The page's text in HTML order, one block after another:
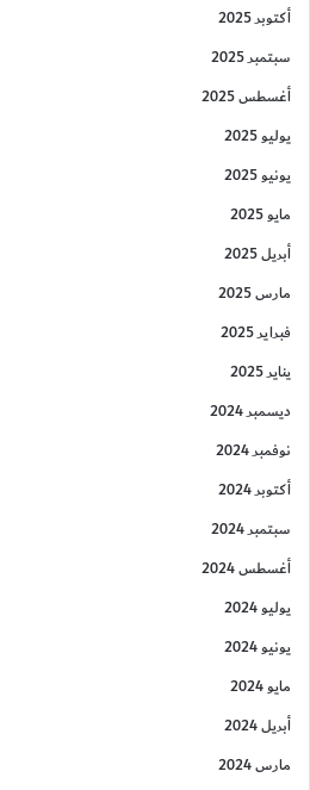
أكتوبر 2025
سبتمبر 2025
أغسطس 2025
يوليو 2025
يونيو 2025
مايو 2025
أبريل 2025
مارس 2025
فبراير 2025
يناير 2025
ديسمبر 2024
نوفمبر 2024
أكتوبر 2024
سبتمبر 2024
أغسطس 2024
يوليو 2024
يونيو 2024
مايو 2024
أبريل 2024
مارس 2024